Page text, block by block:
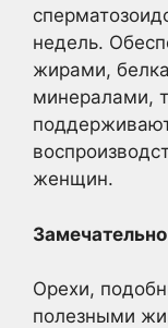
недель.
жирами,
минералами,
женщин.
Орехи,
полезными